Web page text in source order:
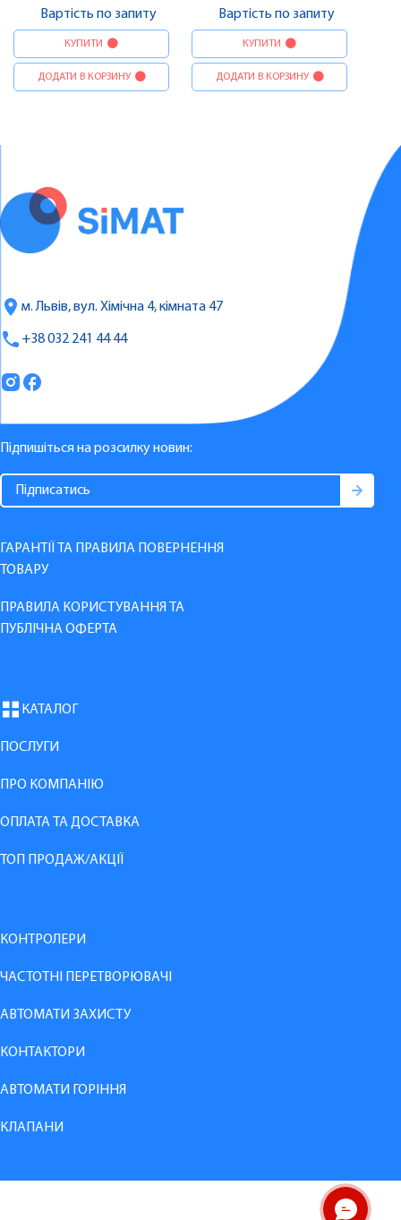
Вартість по запиту
КУПИТИ
ДОДАТИ В КОРЗИНУ
Вартість по запиту
КУПИТИ
ДОДАТИ В КОРЗИНУ
м. Львів, вул. Хімічна 4, кімната 47
+38 032 241 44 44
Підпишіться на розсилку новин:
ГАРАНТІЇ ТА ПРАВИЛА ПОВЕРНЕННЯ
ТОВАРУ
ПРАВИЛА КОРИСТУВАННЯ ТА
ПУБЛІЧНА ОФЕРТА
КАТАЛОГ
ПОСЛУГИ
ПРО КОМПАНІЮ
ОПЛАТА ТА ДОСТАВКА
ТОП ПРОДАЖ/АКЦІЇ
КОНТРОЛЕРИ
ЧАСТОТНІ ПЕРЕТВОРЮВАЧІ
АВТОМАТИ ЗАХИСТУ
КОНТАКТОРИ
АВТОМАТИ ГОРІННЯ
КЛАПАНИ